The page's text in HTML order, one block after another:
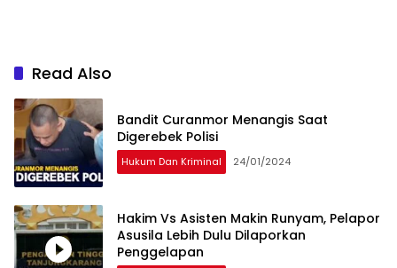
Read Also
Bandit Curanmor Menangis Saat
Digerebek Polisi
Hukum Dan Kriminal 24/01/2024
Hakim Vs Asisten Makin Runyam, Pelapor
Asusila Lebih Dulu Dilaporkan
Penggelapan